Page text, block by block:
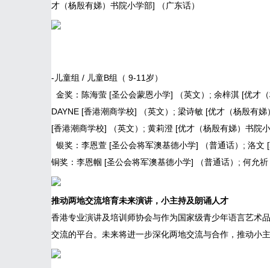
才（杨殷有娣）书院小学部] （广东话）
-儿童组 / 儿童B组（ 9-11岁）
金奖：陈海萤 [圣公会蒙恩小学] （英文）; 余梓淇 [优才
DAYNE [香港潮商学校] （英文）; 梁诗敏 [优才（杨殷有
[香港潮商学校] （英文）; 黄莉澄 [优才（杨殷有娣）书院
银奖：李恩萱 [圣公会将军澳基德小学] （普通话）; 洛文
铜奖：李恩帼 [圣公会将军澳基德小学] （普通话）; 何允
推动两地交流培育未来演讲 ， 小主持及朗诵人才
香港专业演讲及培训师协会与作为国家级青少年语言艺术
交流的平台。未来将进一步深化两地交流与合作，推动小